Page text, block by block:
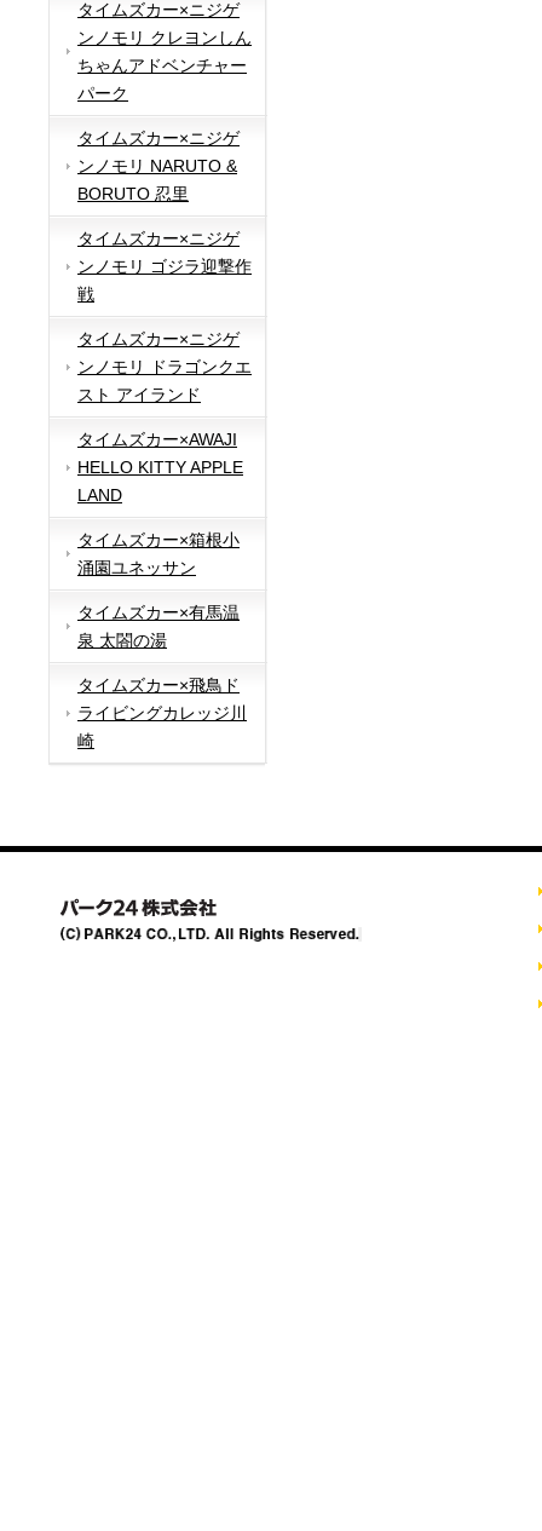
タイムズカー×ニジゲ
ンノモリ クレヨンしん
ちゃんアドベンチャー
パーク
タイムズカー×ニジゲ
ンノモリ NARUTO &
BORUTO 忍里
タイムズカー×ニジゲ
ンノモリ ゴジラ迎撃作
戦
タイムズカー×ニジゲ
ンノモリ ドラゴンクエ
スト アイランド
タイムズカー×AWAJI
HELLO KITTY APPLE
LAND
タイムズカー×箱根小
涌園ユネッサン
タイムズカー×有馬温
泉 太閤の湯
タイムズカー×飛鳥ド
ライビングカレッジ川
崎